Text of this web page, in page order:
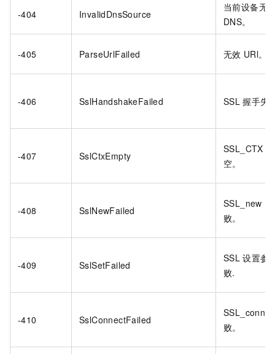
-404 InvalidDnsSource
当前设备无
DNS。
-405 ParseUrlFailed 无效 URl。
-406 SslHandshakeFailed SSL 握手失
-407 SslCtxEmpty
SSL_CTX
空。
-408 SslNewFailed
SSL_new
败。
-409 SslSetFailed
SSL 设置参
败.
-410 SslConnectFailed
败。